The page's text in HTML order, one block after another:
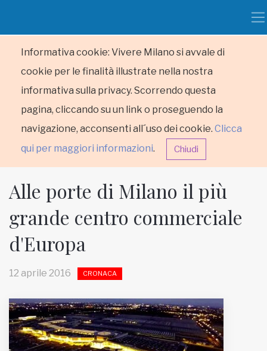
Informativa cookie: Vivere Milano si avvale di
cookie per le finalità illustrate nella nostra
informativa sulla privacy. Scorrendo questa
pagina, cliccando su un link o proseguendo la
navigazione, acconsenti all´uso dei cookie. Clicca
qui per maggiori informazioni. Chiudi
HOME
Inviateci le vostre segnalazioni
Alle porte di Milano il più
grande centro commerciale
d'Europa
12 aprile 2016 CRONACA